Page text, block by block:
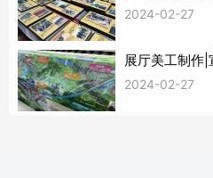
2024-02-27
展厅美工制作|
2024-02-27